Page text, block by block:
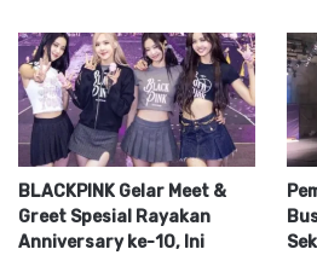
BLACKPINK Gelar Meet &
Greet Spesial Rayakan
Anniversary ke-10, Ini